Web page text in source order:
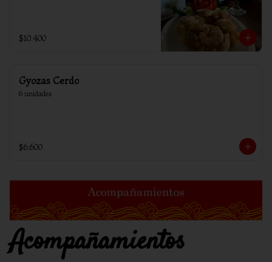
$10.400
Gyozas Cerdo
6 unidades
$6.600
Acompañamientos